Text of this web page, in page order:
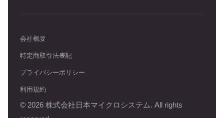
会社概要
特定商取引法表記
プライバシーポリシー
利用規約
© 2026 株式会社日本マイクロシステム. All rights